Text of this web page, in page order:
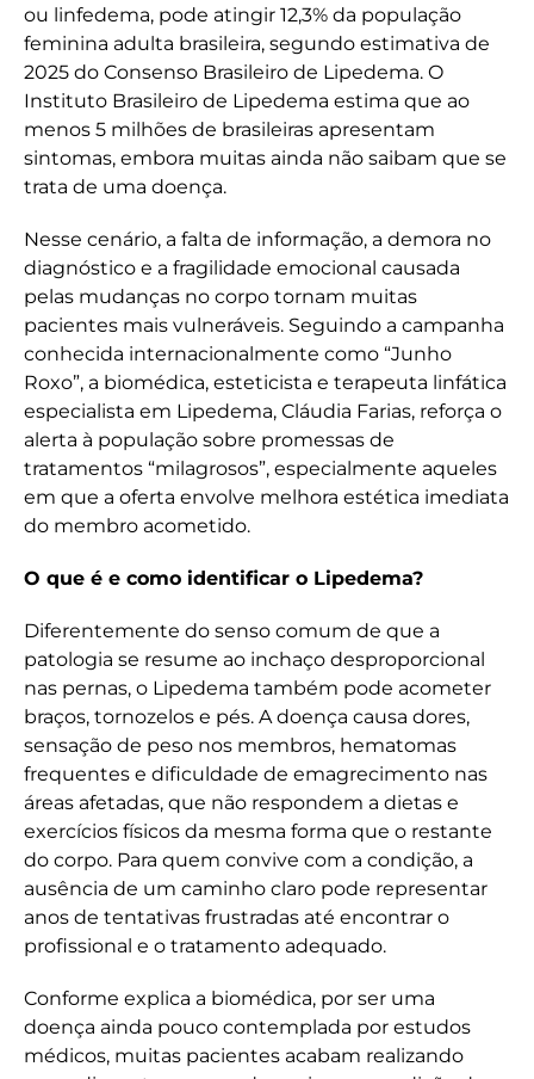
ou linfedema, pode atingir 12,3% da população
feminina adulta brasileira, segundo estimativa de
2025 do Consenso Brasileiro de Lipedema. O
Instituto Brasileiro de Lipedema estima que ao
menos 5 milhões de brasileiras apresentam
sintomas, embora muitas ainda não saibam que se
trata de uma doença.
Nesse cenário, a falta de informação, a demora no
diagnóstico e a fragilidade emocional causada
pelas mudanças no corpo tornam muitas
pacientes mais vulneráveis. Seguindo a campanha
conhecida internacionalmente como “Junho
Roxo”, a biomédica, esteticista e terapeuta linfática
especialista em Lipedema, Cláudia Farias, reforça o
alerta à população sobre promessas de
tratamentos “milagrosos”, especialmente aqueles
em que a oferta envolve melhora estética imediata
do membro acometido.
O que é e como identificar o Lipedema?
Diferentemente do senso comum de que a
patologia se resume ao inchaço desproporcional
nas pernas, o Lipedema também pode acometer
braços, tornozelos e pés. A doença causa dores,
sensação de peso nos membros, hematomas
frequentes e dificuldade de emagrecimento nas
áreas afetadas, que não respondem a dietas e
exercícios físicos da mesma forma que o restante
do corpo. Para quem convive com a condição, a
ausência de um caminho claro pode representar
anos de tentativas frustradas até encontrar o
profissional e o tratamento adequado.
Conforme explica a biomédica, por ser uma
doença ainda pouco contemplada por estudos
médicos, muitas pacientes acabam realizando